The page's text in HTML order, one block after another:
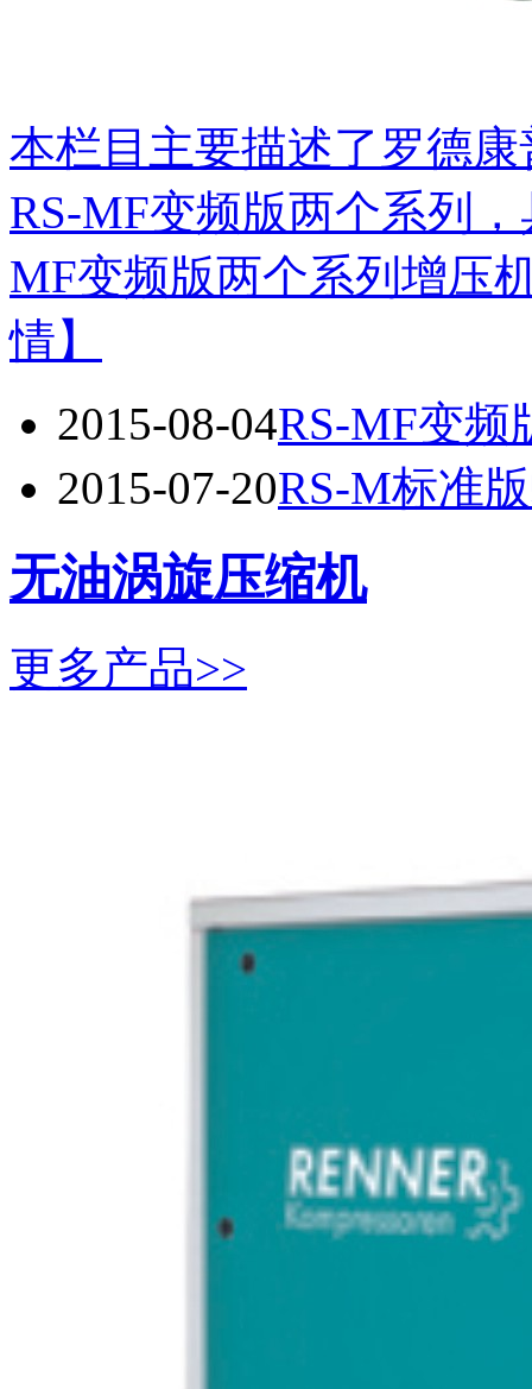
本栏目主要描述了罗德
RS-MF变频版两个系列
MF变频版两个系列增压
情】
2015-08-04RS-MF变
2015-07-20RS-M标准
无油涡旋压缩机
更多产品>>